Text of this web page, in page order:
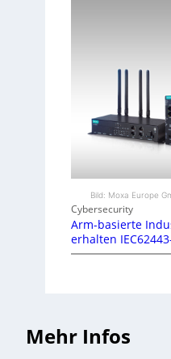
Bild: Moxa Europe
Cybersecurity
Arm-basierte
erhalten
Mehr Infos